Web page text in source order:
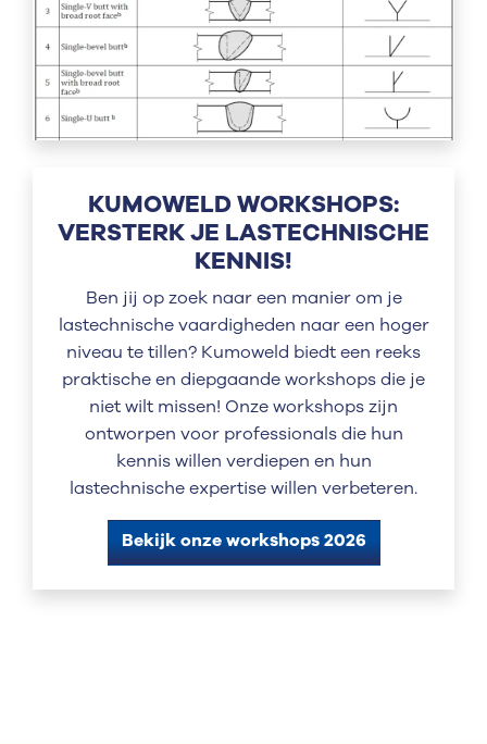
KUMOWELD WORKSHOPS:
VERSTERK JE LASTECHNISCHE
KENNIS!
Ben jij op zoek naar een manier om je
lastechnische vaardigheden naar een hoger
niveau te tillen? Kumoweld biedt een reeks
praktische en diepgaande workshops die je
niet wilt missen! Onze workshops zijn
ontworpen voor professionals die hun
kennis willen verdiepen en hun
lastechnische expertise willen verbeteren.
Bekijk onze workshops 2026